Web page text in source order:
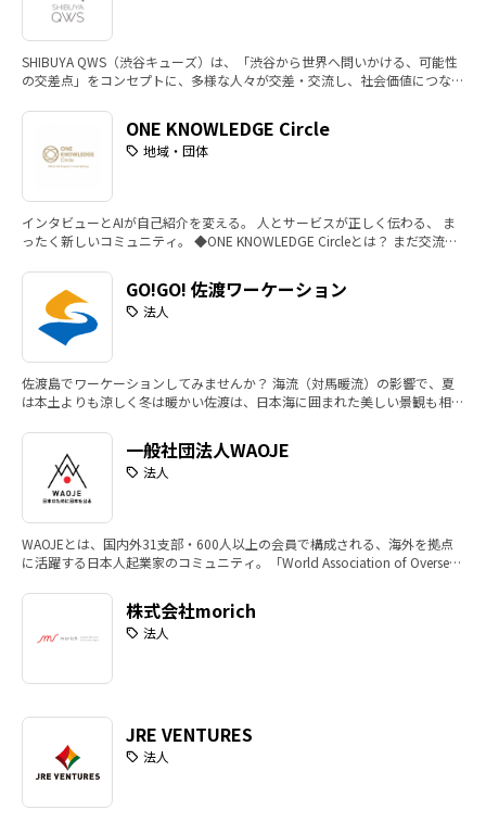
独立系のファイナ
ンシャルプランニ
をつなぐ挑戦、起
る子どもたちのた
——。業種も国も
課題意識をエネル
き込みながら独自
地方企業から海外
で活躍するソーシ
ャルアントレプレ
ナーまで、多彩な
けします。
から、新た
への一歩を
リハビリ、
スリート支
て形にして
のか。それ
SHIBUYA QWS（渋谷キューズ）は、「渋谷から世界へ問いかける、可能性
の交差点」をコンセプトに、多様な人々が交差・交流し、社会価値につなが
ONE KNOWLEDGE Circle
地域・団体
インタビューとAIが自己紹介を変える。 人とサービスが正しく伝わる、 ま
ったく新しいコミュニティ。 ◆ONE KNOWLEDGE Circleとは？ まだ交流会
資産”に変えよう。 リスナーズが運営する「ONE KNOWLEDGE Circle（略
称：ONE KNOWLEDGE）」は、 “誰もが何かの専門家”を起点に、ビジネス
に直結する出会いと成果を生み出すサークルです。 ◆ONE KNOWLEDGE Cir
cleのコンセプト ①誰もが何かの専門家 — 強みや実績をストーリー化し、専
門性を明確化。 ②課題解決型マッチング — 営業・採用・協業など、実務に
届く“紹介資産”。 ④AIが出会いをサポート — 情報解析で商談・連携の最適
化を実現。 ⑤ビジネス集合知として蓄積 — LISTEN AIが記録し、進化する集
自己紹介の手間なく、相手の強みや事業内容がすぐに把握できる。 - 実務に
直結 — 営業・採用・協業につながる“確度の高い出会い”が生まれる。 - 長
期的な資産化 — あなたのストーリーはWebに残り、検索やAI経由でも見つ
かり続ける。
GO!GO! 佐渡ワーケーション
法人
佐渡島でワーケーションしてみませんか？ 海流（対馬暖流）の影響で、夏
は本土よりも涼しく冬は暖かい佐渡は、日本海に囲まれた美しい景観も相ま
特に海辺や山間のカフェ、古民家を改装したコワーキングスペースなど、落
ち着いた仕事環境が整っていて、集中力を高めるのに最適です。 ワークの
合間には、温泉やサウナ、トレッキング、サイクリング、シーカヤックなど
のアクティビティで気分転換をはかれるのもたまりません♬ また佐渡に
や船乗りたちが運んできた町人文化があり、これらが融合し育まれた文化は
日本の縮図と言われているんです。 そして何よりも、こうした環境を愛す
がとっても素敵。 ぜひあなたも、佐渡へワーケーションに出掛けて、佐渡
の人達とも交流してみませんか？！
一般社団法人WAOJE
法人
WAOJEとは、国内外31支部・600人以上の会員で構成される、海外を拠点
に活躍する日本人起業家のコミュニティ。「World Association of Overseas
名されました。 世界各地で、現地に根を張り、現地の方々を相手にビジネ
スをしている日本人起業家が、都市や国を越えてつながることで、有意義な
出会いや新たなビジネスチャンスを生み出すことを目的とし、都市を単位と
株式会社morich
法人
JRE VENTURES
法人